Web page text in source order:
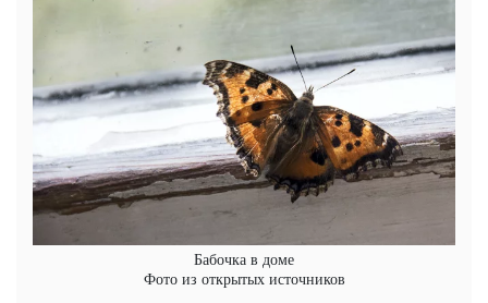
Бабочка в доме
Фото из открытых источников